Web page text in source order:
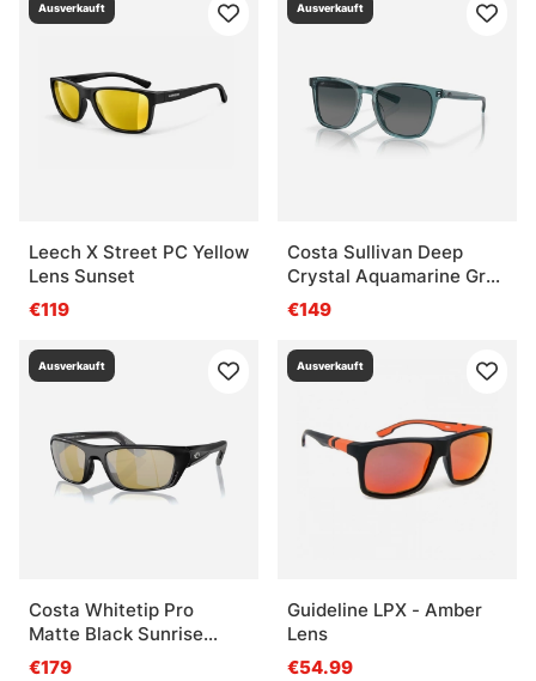
Ausverkauft
Leech X Street PC Yellow
Lens Sunset
€119
Ausverkauft
Costa Sullivan Deep
Crystal Aquamarine Gray
Gradient 580G
€149
Ausverkauft
Costa Whitetip Pro
Matte Black Sunrise
Silver Mirror 580G
€179
Ausverkauft
Guideline LPX - Amber
Lens
€54.99